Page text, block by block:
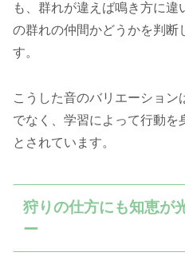
も、群れが違えば鳴き方に
の群れの仲間かどうかを判断
す。
こうした音のバリエーショ
でなく、学習によって行動を
とされています。
狩りの仕方にも知恵が
ー